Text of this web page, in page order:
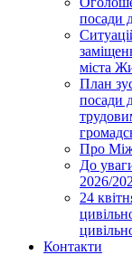
посади
міста
План
посади
Про
До
2026/
24
Контакти